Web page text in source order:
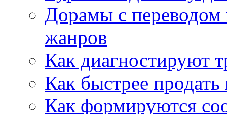
Дорамы с переводом
жанров
Как диагностируют
Как быстрее
Как формируются